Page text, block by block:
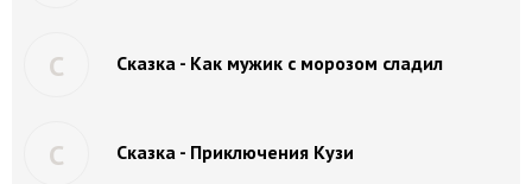
С Сказка - Как мужик с морозом сладил
С Сказка - Приключения Кузи